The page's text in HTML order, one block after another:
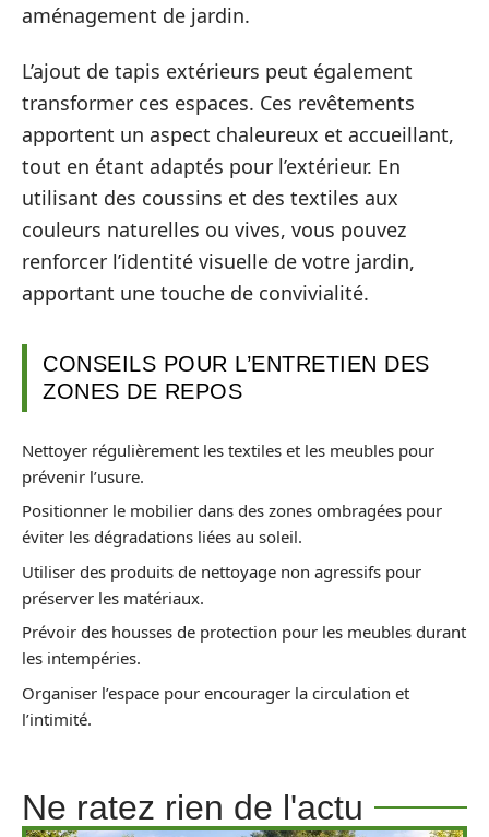
aménagement de jardin.
L’ajout de tapis extérieurs peut également
transformer ces espaces. Ces revêtements
apportent un aspect chaleureux et accueillant,
tout en étant adaptés pour l’extérieur. En
utilisant des coussins et des textiles aux
couleurs naturelles ou vives, vous pouvez
renforcer l’identité visuelle de votre jardin,
apportant une touche de convivialité.
CONSEILS POUR L’ENTRETIEN DES
ZONES DE REPOS
Nettoyer régulièrement les textiles et les meubles pour
prévenir l’usure.
Positionner le mobilier dans des zones ombragées pour
éviter les dégradations liées au soleil.
Utiliser des produits de nettoyage non agressifs pour
préserver les matériaux.
Prévoir des housses de protection pour les meubles durant
les intempéries.
Organiser l’espace pour encourager la circulation et
l’intimité.
Ne ratez rien de l'actu